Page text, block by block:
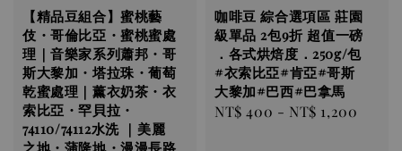
瀏覽更多
【精品豆組合】蜜桃藝
伎・哥倫比亞・蜜桃蜜處
理｜音樂家系列蕭邦・哥
斯大黎加・塔拉珠・葡萄
乾蜜處理｜薰衣奶茶・衣
索比亞・罕貝拉・
74110/74112水洗 ｜美麗
之地・蒲隆地・漫漫長路
咖啡豆 綜合選項區 莊園
級單品 2包9折 超值一磅
．各式烘焙度．250g/包
#衣索比亞#肯亞#哥斯
大黎加#巴西#巴拿馬
Regular
NT$ 400 - NT$ 1,200